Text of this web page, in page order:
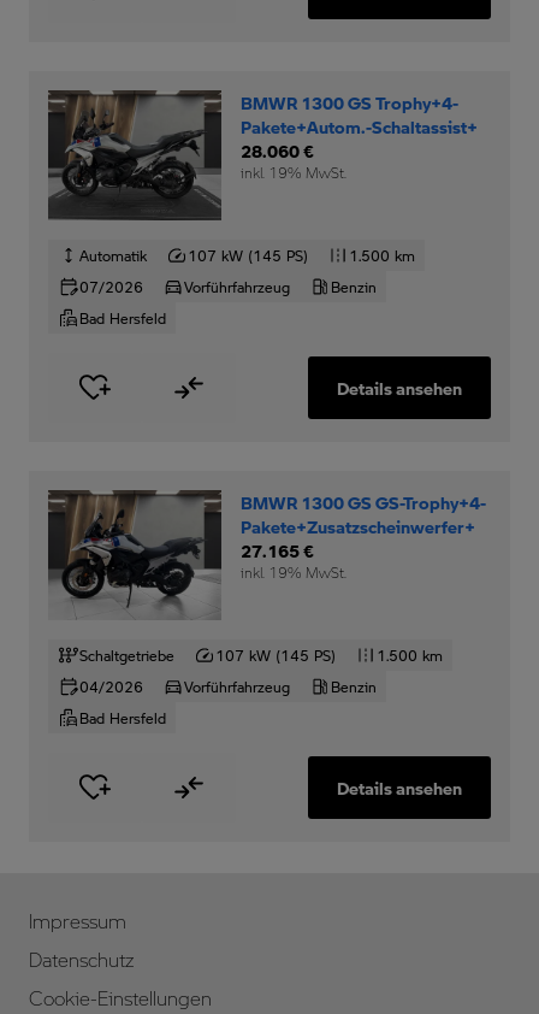
BMWR 1300 GS Trophy+4-
Pakete+Autom.-Schaltassist+
28.060 €
inkl. 19% MwSt.
Automatik 107 kW (145 PS)
1.500 km
07/2026
Vorführfahrzeug
Benzin
Bad Hersfeld
Details ansehen
BMWR 1300 GS GS-Trophy+4-
Pakete+Zusatzscheinwerfer+
27.165 €
inkl. 19% MwSt.
Schaltgetriebe 107 kW (145 PS)
1.500 km
04/2026
Vorführfahrzeug
Benzin
Bad Hersfeld
Details ansehen
Impressum
Datenschutz
Cookie-Einstellungen